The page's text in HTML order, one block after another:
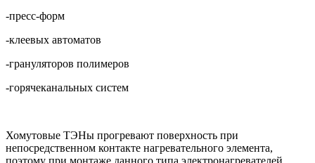
-пресс-форм
-клеевых автоматов
-грануляторов полимеров
-горячеканальных систем
Хомутовые ТЭНы прогревают поверхность при
непосредственном контакте нагревательного элемента,
поэтому при монтаже данного типа электронагревателей